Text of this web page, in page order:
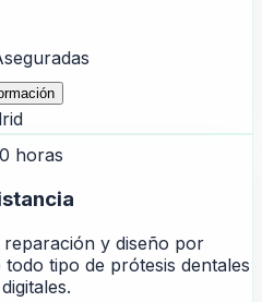
horas
y diseño por
tipo de prótesis dentales